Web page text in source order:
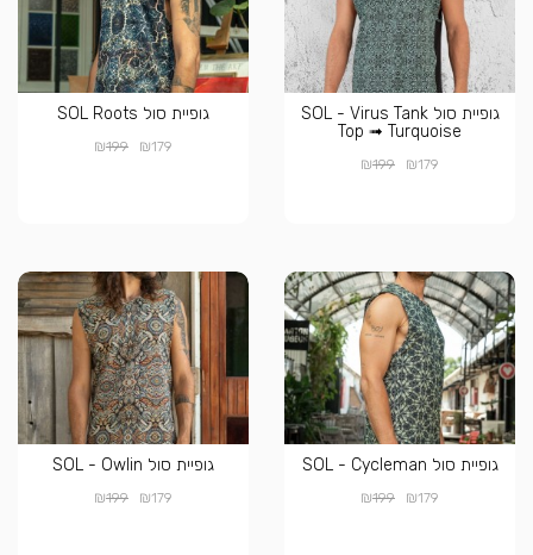
גופיית סול SOL - Virus Tank
Top ➟ Turquoise
₪179
₪199
גופיית סול SOL Roots
₪179
₪199
גופיית סול SOL - Cycleman
₪179
₪199
גופיית סול SOL - Owlin
₪179
₪199